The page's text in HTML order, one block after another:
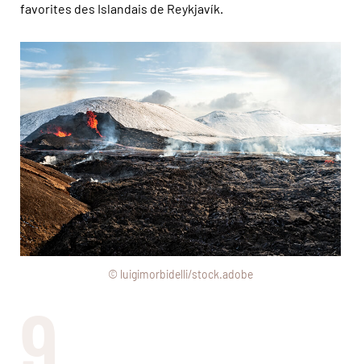
favorites des Islandais de Reykjavík.
© luigimorbidelli/stock.adobe